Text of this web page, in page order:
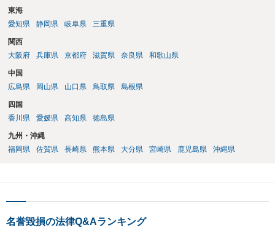
東海
愛知県
静岡県 岐阜県 三重県
関西
大阪府
兵庫県 京都府 滋賀県 奈良県 和歌山県
中国
広島県
岡山県 山口県 鳥取県 島根県
四国
香川県
愛媛県 高知県 徳島県
九州・沖縄
福岡県
佐賀県 長崎県 熊本県 大分県 宮崎県 鹿児島県 沖縄県
名誉毀損の法律Q&Aランキング